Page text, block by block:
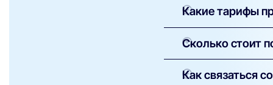
Какие тарифы
плана можно
Сколько стоит
описании.
Как связаться